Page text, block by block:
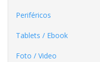
Periféricos
Tablets / Ebook
Foto / Video